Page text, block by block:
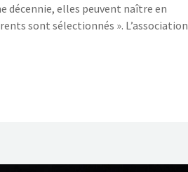
décennie, elles peuvent naître en
sont sélectionnés ». L’association